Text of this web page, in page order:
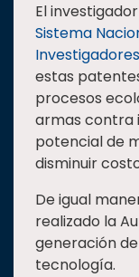
El
Sistema
Investigadores
estas
procesos
armas contra
potencial de
disminuir
De igual
realizado la
generación
tecnología.